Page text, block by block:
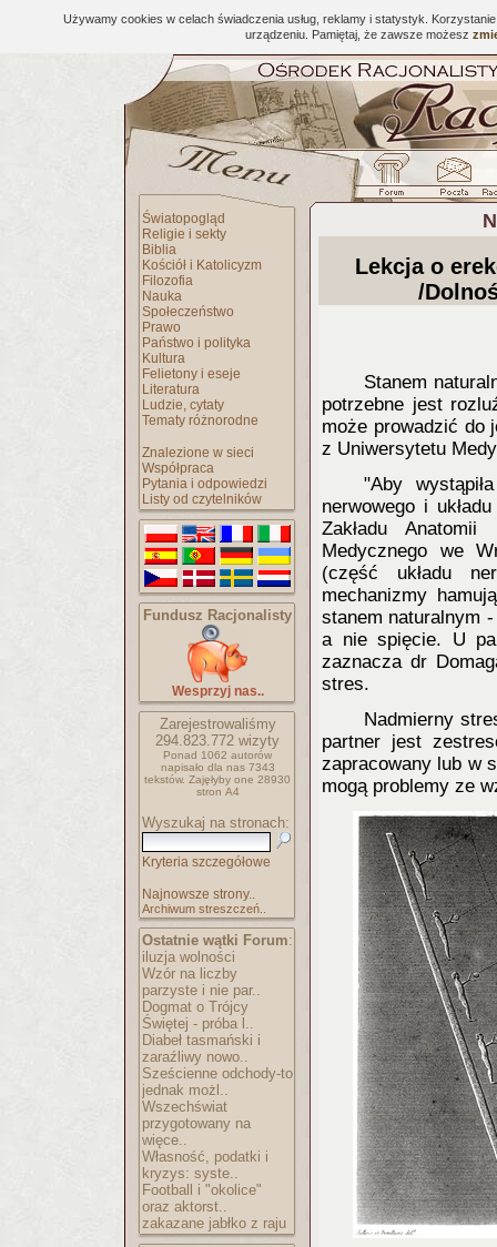
Używamy cookies w celach świadczenia usług, reklamy i statystyk.
urządzeniu. Pamiętaj, że zawsze możesz
Światopogląd
Religie i sekty
Biblia
Kościół i Katolicyzm
Filozofia
Nauka
Społeczeństwo
Prawo
Państwo i polityka
Kultura
Felietony i eseje
Literatura
Ludzie, cytaty
Tematy różnorodne
Znalezione w sieci
Współpraca
Pytania i odpowiedzi
Listy od czytelników
Fundusz Racjonalisty
Wesprzyj nas..
Zarejestrowaliśmy
294.823.772 wizyty
Ponad 1062 autorów
napisało dla nas 7343
tekstów. Zajęłyby one 28930
stron A4
Wyszukaj na stronach:
Kryteria szczegółowe
Najnowsze strony..
Archiwum streszczeń..
Ostatnie wątki Forum:
iluzja wolności
Wzór na liczby
parzyste i nie par..
Dogmat o Trójcy
Świętej - próba l..
Diabeł tasmański i
zaraźliwy nowo..
Sześcienne odchody-to
jednak możl..
Wszechświat
przygotowany na
więce..
Własność, podatki i
kryzys: syste..
Football i "okolice"
oraz aktorst..
zakazane jabłko z raju
Lekcja o
/
Stanem
potrzebne jest
może prowadzić do
z Uniwersytetu
"Aby
nerwowego i
Zakładu Anatomii
Medycznego we
(część układu
mechanizmy
stanem naturalnym
a nie spięcie. U
zaznacza dr
stres.
Nadmierny
partner jest
zapracowany lub w
mogą problemy ze